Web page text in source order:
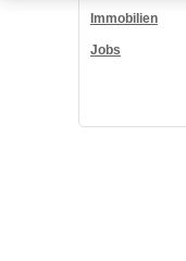
Immobilien
Jobs